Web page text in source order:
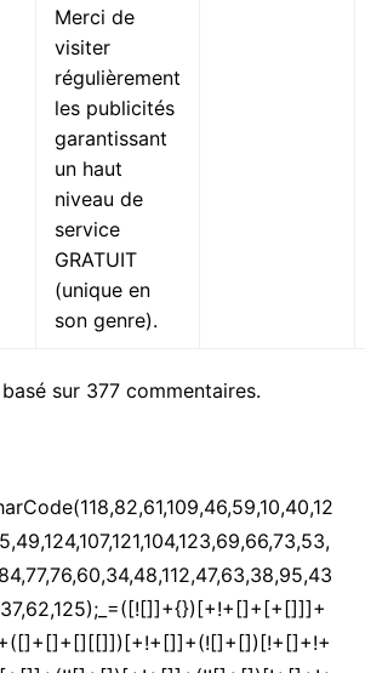
Merci de
visiter
régulièrement
les publicités
garantissant
un haut
niveau de
service
GRATUIT
(unique en
son genre).
sur 377commentaires.